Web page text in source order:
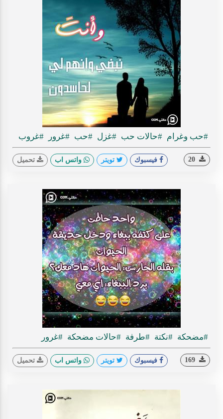
#حب وغرام #حالات حب #غزل #حب #غرور #غروب
فيسبوك تويتر واتس اب تحميل
#مضحكة #نكتة #طرفة #حالات مضحكة #غرور
فيسبوك تويتر واتس اب تحميل